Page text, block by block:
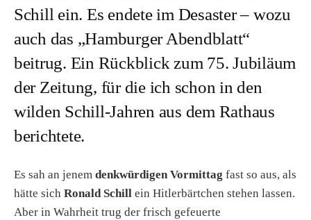
Schill ein. Es endete im Desaster – wozu
auch das „Hamburger Abendblatt“
beitrug. Ein Rückblick zum 75. Jubiläum
der Zeitung, für die ich schon in den
wilden Schill-Jahren aus dem Rathaus
berichtete.
Es sah an jenem denkwürdigen Vormittag fast so aus, als
hätte sich Ronald Schill ein Hitlerbärtchen stehen lassen.
Aber in Wahrheit trug der frisch gefeuerte